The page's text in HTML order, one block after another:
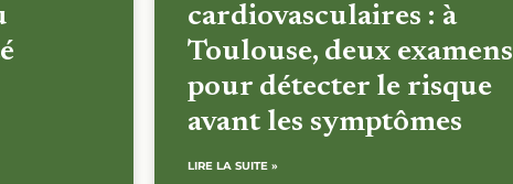
cardiovasculaires : à
Toulouse, deux examens
pour détecter le risque
avant les symptômes
LIRE LA SUITE »